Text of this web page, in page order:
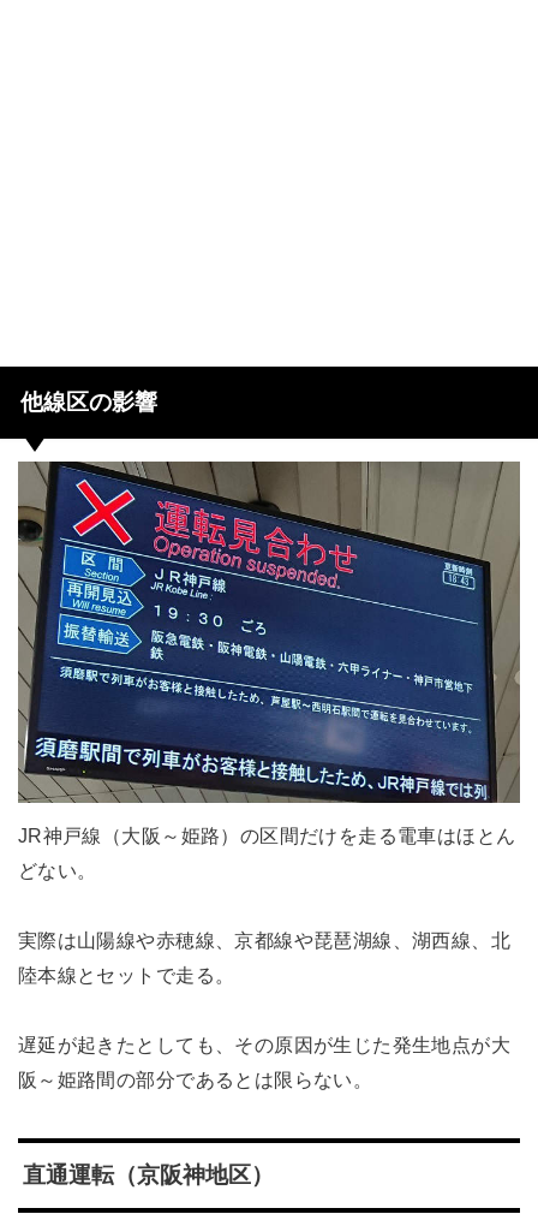
他線区の影響
JR神戸線（大阪～姫路）の区間だけを走る電車はほとん
どない。
実際は山陽線や赤穂線、京都線や琵琶湖線、湖西線、北
陸本線とセットで走る。
遅延が起きたとしても、その原因が生じた発生地点が大
阪～姫路間の部分であるとは限らない。
直通運転（京阪神地区）